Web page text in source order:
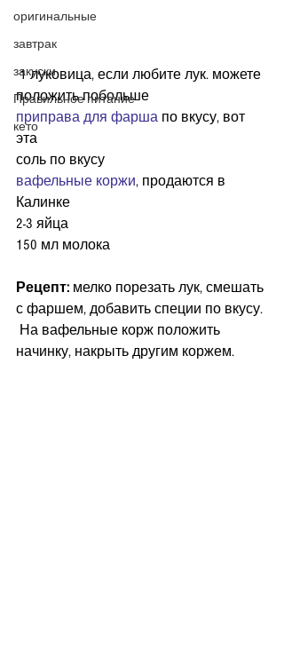
оригинальные
завтрак
закуски
Правильное питание
кето
1 луковица, если любите лук. можете
положить побольше
приправа для фарша по вкусу, вот
эта
соль по вкусу
вафельные коржи, продаются в
Калинке
2-3 яйца
150 мл молока
Рецепт: мелко порезать лук, смешать
с фаршем, добавить специи по вкусу.
На вафельные корж положить
начинку, накрыть другим коржем.